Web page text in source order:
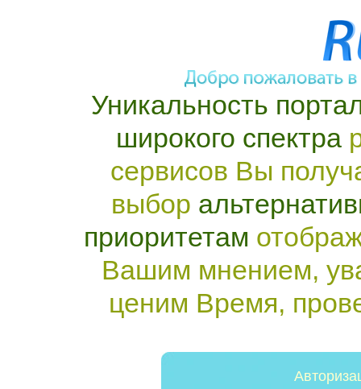
Уникальность
широкого спектра
сервисов Вы
выбор
приоритетам
Вашим мнением,
ценим Время,